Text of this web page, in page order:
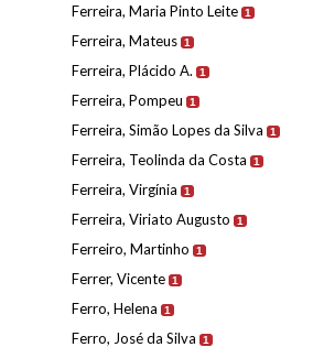
Ferreira, Maria Pinto Leite 1
Ferreira, Mateus 1
Ferreira, Plácido A. 1
Ferreira, Pompeu 1
Ferreira, Simão Lopes da Silva 1
Ferreira, Teolinda da Costa 1
Ferreira, Virgínia 1
Ferreira, Viriato Augusto 1
Ferreiro, Martinho 1
Ferrer, Vicente 1
Ferro, Helena 1
Ferro, José da Silva 1